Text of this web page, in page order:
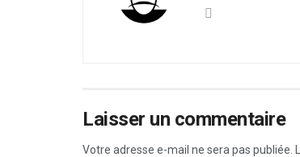
Laisser un commentaire
Votre adresse e-mail ne sera pas publiée.